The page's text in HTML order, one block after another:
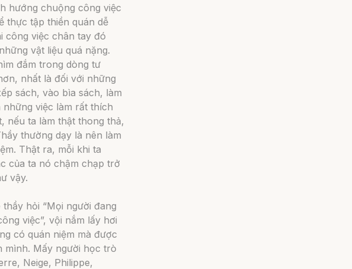
hướng chuộng công việc
thực tập thiền quán dễ
công việc chân tay đó
vật liệu quá nặng.
đắm trong dòng tư
nhất là đối với những
sách, vào bìa sách, làm
việc làm rất thích
nếu ta làm thật thong thả,
thường dạy là nên làm
Thật ra, mỗi khi ta
của ta nó chậm chạp trở
vậy.
hỏi “Mọi người đang
việc”, vội nắm lấy hơi
có quán niệm mà được
mình. Mấy người học trò
Neige, Philippe,